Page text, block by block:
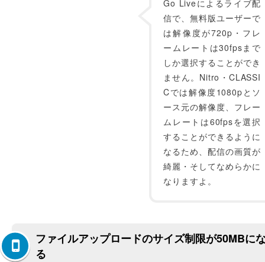
Go Liveによるライブ配
信で、無料版ユーザーで
は解像度が720p・フレ
ームレートは30fpsまで
しか選択することができ
ません。Nitro・CLASSI
Cでは解像度1080pとソ
ース元の解像度、フレー
ムレートは60fpsを選択
することができるように
なるため、配信の画質が
綺麗・そしてなめらかに
なりますよ。
ファイルアップロードのサイズ制限が50MBに
る